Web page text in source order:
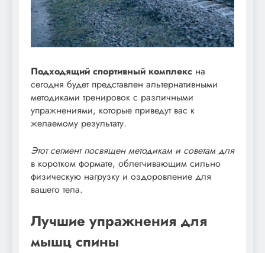
Подходящий спортивный комплекс на
сегодня будет представлен альтернативными
методиками тренировок с различными
упражнениями, которые приведут вас к
желаемому результату.
Этот сегмент посвящен методикам и советам для
в коротком формате, облегчивающим сильно
физическую нагрузку и оздоровление для
вашего тела.
Лучшие упражнения для
мышц спины